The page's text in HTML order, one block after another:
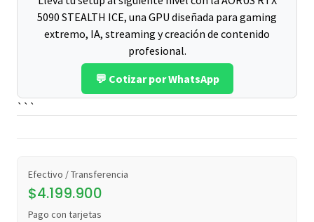
5090 STEALTH ICE, una GPU diseñada para gaming
extremo, IA, streaming y creación de contenido
profesional.
💬 Cotizar por WhatsApp
```
Efectivo / Transferencia
$4.199.900
Pago con tarjetas